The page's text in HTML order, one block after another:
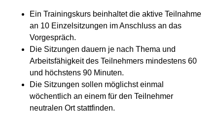
Ein Trainingskurs beinhaltet die aktive Teilnahme
an 10 Einzelsitzungen im Anschluss an das
Vorgespräch.
Die Sitzungen dauern je nach Thema und
Arbeitsfähigkeit des Teilnehmers mindestens 60
und höchstens 90 Minuten.
Die Sitzungen sollen möglichst einmal
wöchentlich an einem für den Teilnehmer
neutralen Ort stattfinden.